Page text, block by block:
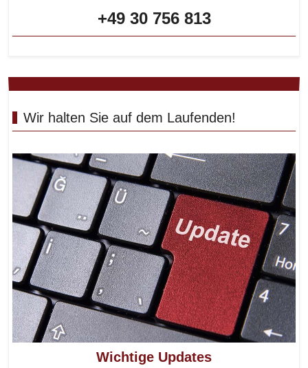
+49 30 756 813
Wir halten Sie auf dem Laufenden!
Wichtige Updates